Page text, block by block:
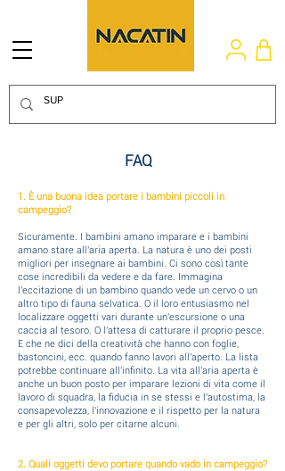
FAQ
1. È una buona idea portare i bambini piccoli in
campeggio?
Sicuramente. I bambini amano imparare e i bambini
amano stare all'aria aperta. La natura è uno dei posti
migliori per insegnare ai bambini. Ci sono così tante
cose incredibili da vedere e da fare. Immagina
l'eccitazione di un bambino quando vede un cervo o un
altro tipo di fauna selvatica. O il loro entusiasmo nel
localizzare oggetti vari durante un'escursione o una
caccia al tesoro. O l'attesa di catturare il proprio pesce.
E che ne dici della creatività che hanno con foglie,
bastoncini, ecc. quando fanno lavori all'aperto. La lista
potrebbe continuare all'infinito. La vita all'aria aperta è
anche un buon posto per imparare lezioni di vita come il
lavoro di squadra, la fiducia in se stessi e l'autostima, la
consapevolezza, l'innovazione e il rispetto per la natura
e per gli altri, solo per citarne alcuni.
2. Quali oggetti devo portare quando vado in campeggio?